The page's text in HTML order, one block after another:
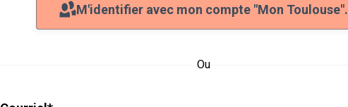
M'identifier avec mon compte "Mon Toulouse".
Ou